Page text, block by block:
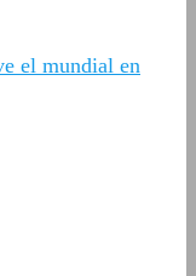
el mundial en